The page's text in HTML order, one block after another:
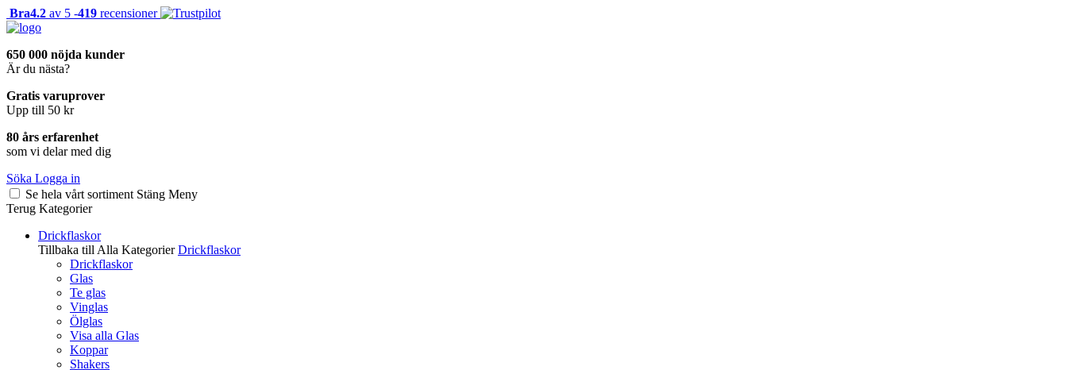
Bra4.2 av 5 -419 recensioner
650 000 nöjda kunder
Är du nästa?
Gratis varuprover
Upp till 50 kr
80 års erfarenhet
som vi delar med dig
Söka Logga in
Se hela vårt sortiment Stäng Meny
Terug Kategorier
Drickflaskor
Tillbaka till Alla Kategorier Drickflaskor
Drickflaskor
Glas
Te glas
Vinglas
Ölglas
Visa alla Glas
Koppar
Shakers